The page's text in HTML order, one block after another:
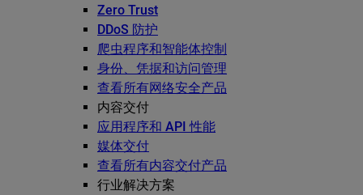
Zero Trust
DDoS 防护
爬虫程序和智能体控制
身份、凭据和访问管理
查看所有网络安全产品
内容交付
应用程序和 API 性能
媒体交付
查看所有内容交付产品
行业解决方案